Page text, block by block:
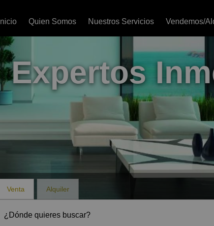
Inicio
Quien Somos Nuestros Servicios Vendemos/
Expertos
Venta Alquiler